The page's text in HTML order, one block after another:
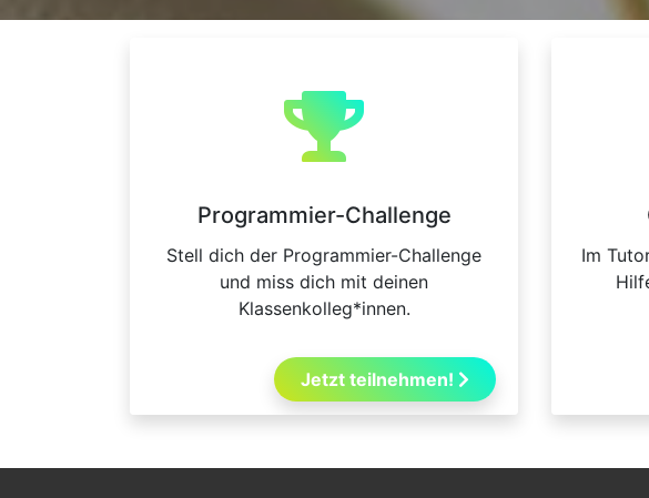
Programmier-Challenge
Stell dich der Programmier-Challenge
und miss dich mit deinen
Klassenkolleg*innen.
Jetzt teilnehmen!
Im